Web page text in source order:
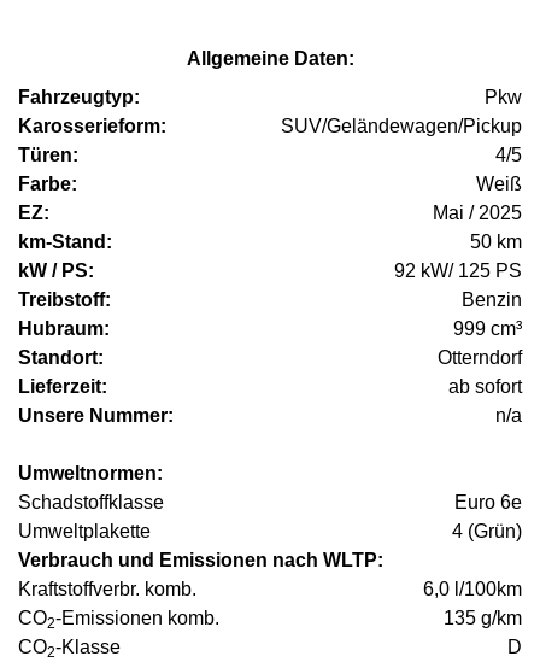
Allgemeine Daten:
Fahrzeugtyp:
Pkw
Karosserieform:
SUV/Geländewagen/Pickup
Türen:
4/5
Farbe:
Weiß
EZ:
Mai / 2025
km-Stand:
50 km
kW / PS:
92 kW/ 125 PS
Treibstoff:
Benzin
Hubraum:
999 cm³
Standort:
Otterndorf
Lieferzeit:
ab sofort
Unsere Nummer:
n/a
Umweltnormen:
Schadstoffklasse
Euro 6e
Umweltplakette
4 (Grün)
Verbrauch und Emissionen nach WLTP:
Kraftstoffverbr. komb.
6,0 l/100km
CO2-Emissionen komb.
135 g/km
CO2-Klasse D